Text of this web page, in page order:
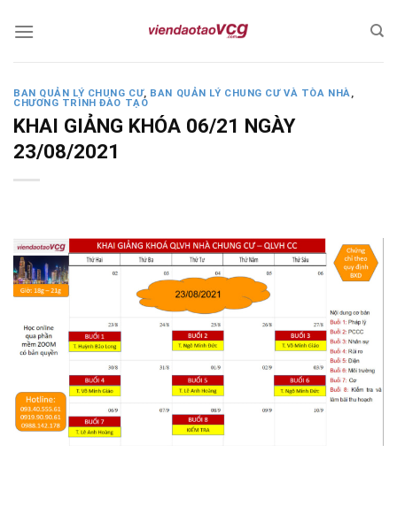
BAN QUẢN LÝ CHUNG CƯ, BAN QUẢN LÝ CHUNG CƯ VÀ TÒA NHÀ,
CHƯƠNG TRÌNH ĐÀO TẠO
KHAI GIẢNG KHÓA 06/21 NGÀY
23/08/2021